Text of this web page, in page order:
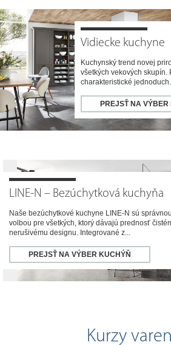
Vidiecke kuchyne
Kuchynský trend novej
všetkých vekových skupín.
charakteristické
PREJSŤ NA VÝBER
LINE-N – Bezúchytková kuchyňa
Naše bezúchytkové kuchyne LINE-N sú správnou
volbou pre všetkých, ktorý dávajú prednosť
nerušivému designu. Integrované z...
PREJSŤ NA VÝBER KUCHÝŇ
Kurzy